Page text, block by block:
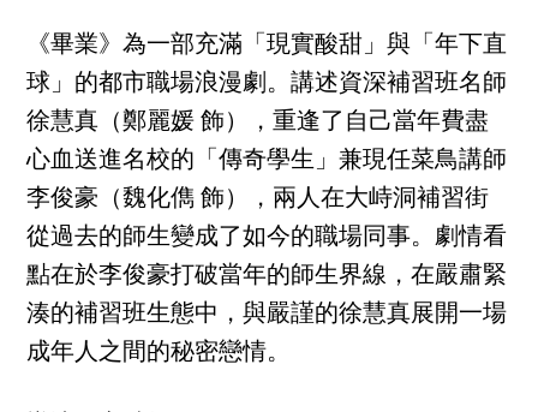
《畢業》為一部充滿「現實酸甜」與「年下直
球」的都市職場浪漫劇。講述資深補習班名師
徐慧真（鄭麗媛 飾），重逢了自己當年費盡
心血送進名校的「傳奇學生」兼現任菜鳥講師
李俊豪（魏化儁 飾），兩人在大峙洞補習街
從過去的師生變成了如今的職場同事。劇情看
點在於李俊豪打破當年的師生界線，在嚴肅緊
湊的補習班生態中，與嚴謹的徐慧真展開一場
成年人之間的秘密戀情。